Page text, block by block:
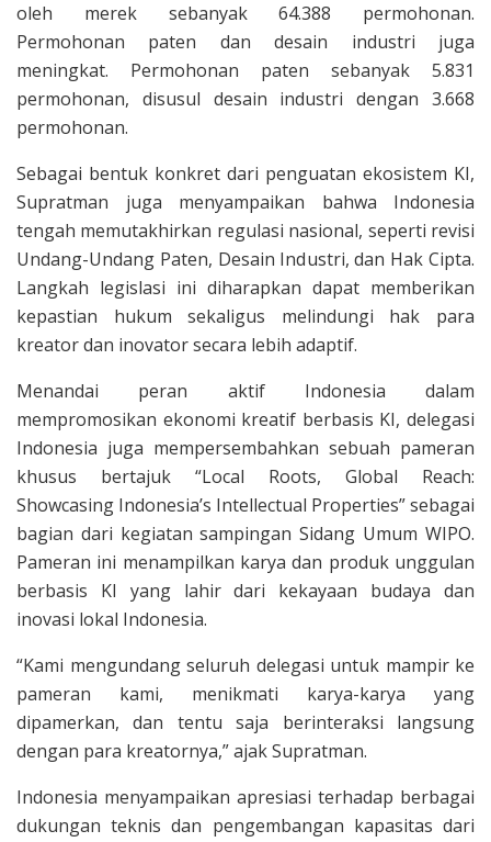
oleh merek sebanyak 64.388 permohonan.
Permohonan paten dan desain industri juga
meningkat. Permohonan paten sebanyak 5.831
permohonan, disusul desain industri dengan 3.668
permohonan.
Sebagai bentuk konkret dari penguatan ekosistem KI,
Supratman juga menyampaikan bahwa Indonesia
tengah memutakhirkan regulasi nasional, seperti revisi
Undang-Undang Paten, Desain Industri, dan Hak Cipta.
Langkah legislasi ini diharapkan dapat memberikan
kepastian hukum sekaligus melindungi hak para
kreator dan inovator secara lebih adaptif.
Menandai peran aktif Indonesia dalam
mempromosikan ekonomi kreatif berbasis KI, delegasi
Indonesia juga mempersembahkan sebuah pameran
khusus bertajuk “Local Roots, Global Reach:
Showcasing Indonesia’s Intellectual Properties” sebagai
bagian dari kegiatan sampingan Sidang Umum WIPO.
Pameran ini menampilkan karya dan produk unggulan
berbasis KI yang lahir dari kekayaan budaya dan
inovasi lokal Indonesia.
“Kami mengundang seluruh delegasi untuk mampir ke
pameran kami, menikmati karya-karya yang
dipamerkan, dan tentu saja berinteraksi langsung
dengan para kreatornya,” ajak Supratman.
Indonesia menyampaikan apresiasi terhadap berbagai
dukungan teknis dan pengembangan kapasitas dari